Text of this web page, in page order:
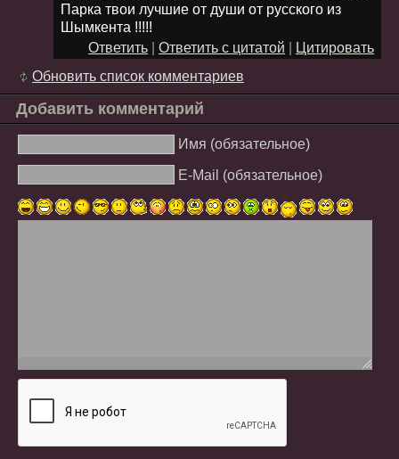
Парка твои лучшие от души от русского из
Шымкента !!!!!
Ответить
Ответить с цитатой
Цитировать
Обновить список комментариев
Добавить комментарий
Имя (обязательное)
E-Mail (обязательное)